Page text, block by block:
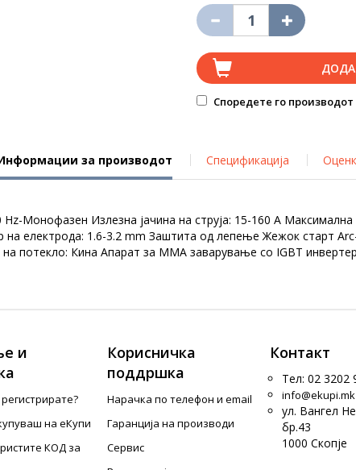
Споредете го производот
за производот Спецификација
Монофазен Излезна јачина на струја: 15-160 А Максимална
на електрода: 1.6-3.2 mm Заштита од лепење Жежок старт
потекло: Кина Апарат за ММА заварување со IGBT
и
на еКупи
КОД за
Корисничка
поддршка
Нарачка по телефон и еmail
Гаранција на производи
Сервис
Контакт
Тел: 02 3202
info@ekupi.mk
ул. Вангел
бр.43
1000 Скопје